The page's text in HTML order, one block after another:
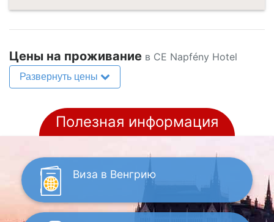
Цены на проживание в CE Napfény Hotel
Развернуть цены
Полезная информация
Виза в Венгрию